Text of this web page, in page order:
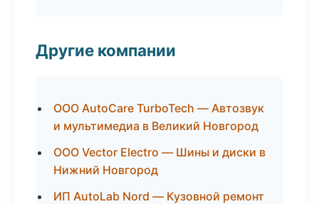
Другие компании
ООО AutoCare TurboTech — Автозвук
и мультимедиа в Великий Новгород
ООО Vector Electro — Шины и диски в
Нижний Новгород
ИП AutoLab Nord — Кузовной ремонт